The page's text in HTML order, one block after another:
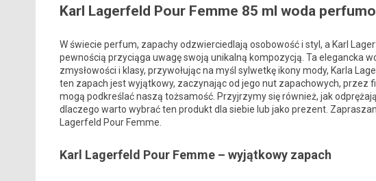
Karl Lagerfeld Pour Femme 85 ml woda
W świecie perfum, zapachy odzwierciedlają osobowość i styl, a Karl
pewnością przyciąga uwagę swoją unikalną kompozycją. Ta elegancka
zmysłowości i klasy, przywołując na myśl sylwetkę ikony mody, Karla
ten zapach jest wyjątkowy, zaczynając od jego nut zapachowych, przez
mogą podkreślać naszą tożsamość. Przyjrzymy się również, jak
dlaczego warto wybrać ten produkt dla siebie lub jako prezent.
Lagerfeld Pour Femme.
Karl Lagerfeld Pour Femme – wyjątkowy zapach